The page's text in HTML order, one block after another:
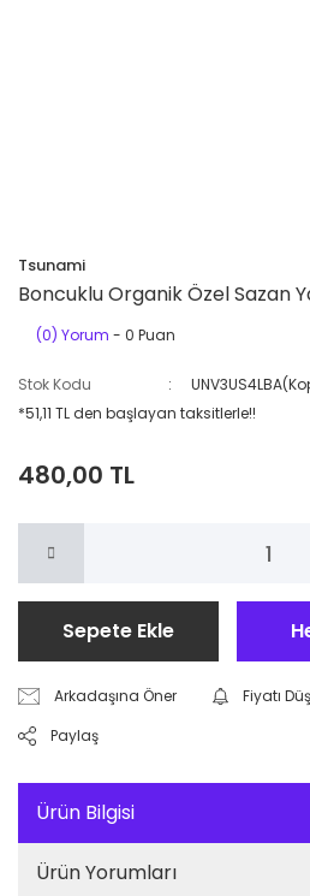
Tsunami
Boncuklu Organik Özel Sazan
(0) Yorum - 0 Puan
Stok Kodu
*51,11 TL den başlayan taksitlerle!!
480,00 TL
Sepete Ekle
Arkadaşına Öner
Fiyatı
Paylaş
Ürün Bilgisi
Ürün Yorumları